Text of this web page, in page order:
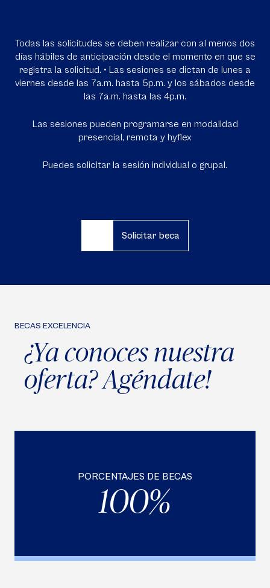
Todas las solicitudes se deben realizar con al menos dos
días hábiles de anticipación desde el momento en que se
registra la solicitud. • Las sesiones se dictan de lunes a
viernes desde las 7a.m. hasta 5p.m. y los sábados desde
las 7a.m. hasta las 4p.m.
Las sesiones pueden programarse en modalidad
presencial, remota y hyflex
Puedes solicitar la sesión individual o grupal.
Solicitar beca
BECAS EXCELENCIA
¿Ya conoces nuestra
oferta? Agéndate!
PORCENTAJES DE BECAS
100%